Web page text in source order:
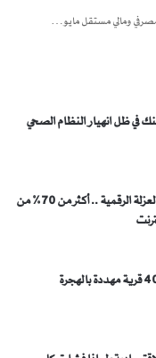
ومالي مستقل مايو…
في ظل انهيار النظام الصحي
تقرير حديث: الحرب تعمّق العزلة الرقمية .. أكثر من 70% من